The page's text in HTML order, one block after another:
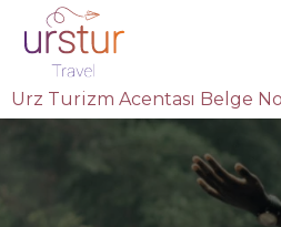
Urz Turizm Acentası Belge